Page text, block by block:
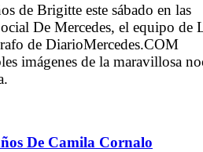
de Brigitte este sábado en las
De Mercedes, el equipo de
de DiarioMercedes.COM
imágenes de la maravillosa
De Camila Cornalo